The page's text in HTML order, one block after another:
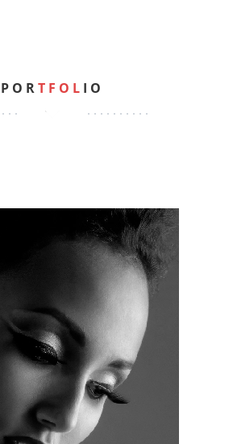
PORTFOL IO